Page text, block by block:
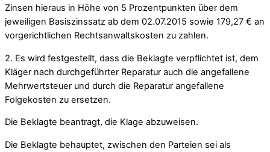
Zinsen hieraus in Höhe von 5 Prozentpunkten über dem
jeweiligen Basiszinssatz ab dem 02.07.2015 sowie 179,27 € an
vorgerichtlichen Rechtsanwaltskosten zu zahlen.
2. Es wird festgestellt, dass die Beklagte verpflichtet ist, dem
Kläger nach durchgeführter Reparatur auch die angefallene
Mehrwertsteuer und durch die Reparatur angefallene
Folgekosten zu ersetzen.
Die Beklagte beantragt, die Klage abzuweisen.
Die Beklagte behauptet, zwischen den Parteien sei als